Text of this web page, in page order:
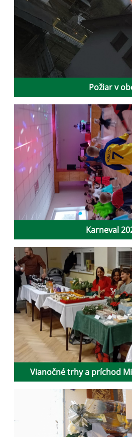
Požiar v
Karneval
Vianočné trhy a príchod